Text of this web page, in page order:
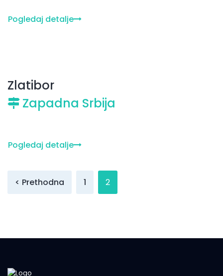
Pogledaj detalje
Zlatibor
Zapadna Srbija
Pogledaj detalje
< Prethodna 1 2